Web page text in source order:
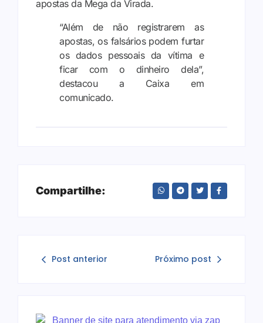
apostas da Mega da Virada.
“Além de não registrarem as
apostas, os falsários podem furtar
os dados pessoais da vítima e
ficar com o dinheiro dela”,
destacou a Caixa em
comunicado.
Compartilhe:
Post anterior Próximo post